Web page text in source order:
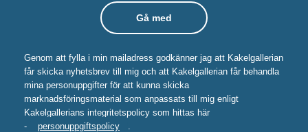
Genom att fylla i min mailadress godkänner jag att Kakelgallerian
får skicka nyhetsbrev till mig och att Kakelgallerian får behandla
mina personuppgifter för att kunna skicka
marknadsföringsmaterial som anpassats till mig enligt
Kakelgallerians integritetspolicy som hittas här
-
personuppgiftspolicy .